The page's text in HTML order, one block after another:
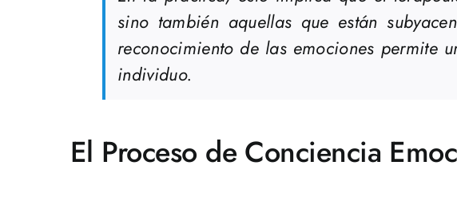
sino también aquellas que están
reconocimiento de las emociones permite
individuo.
El Proceso de Conciencia